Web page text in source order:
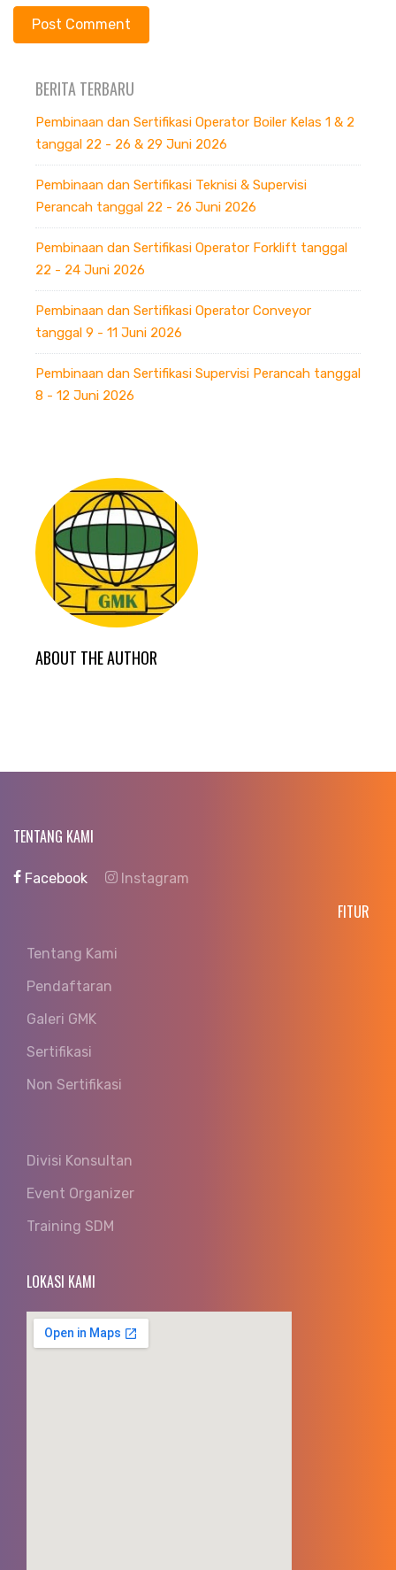
BERITA TERBARU
Pembinaan dan Sertifikasi Operator Boiler Kelas 1 & 2
tanggal 22 - 26 & 29 Juni 2026
Pembinaan dan Sertifikasi Teknisi & Supervisi
Perancah tanggal 22 - 26 Juni 2026
Pembinaan dan Sertifikasi Operator Forklift tanggal
22 - 24 Juni 2026
Pembinaan dan Sertifikasi Operator Conveyor
tanggal 9 - 11 Juni 2026
Pembinaan dan Sertifikasi Supervisi Perancah tanggal
8 - 12 Juni 2026
ABOUT THE AUTHOR
TENTANG KAMI
Facebook Instagram
FITUR
Tentang Kami
Pendaftaran
Galeri GMK
Sertifikasi
Non Sertifikasi
Divisi Konsultan
Event Organizer
Training SDM
LOKASI KAMI